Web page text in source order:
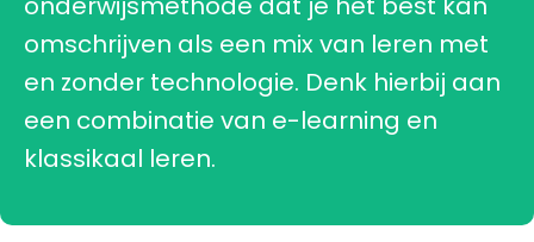
omschrijven als een mix van leren met
en zonder technologie. Denk hierbij aan
een combinatie van e-learning en
klassikaal leren.